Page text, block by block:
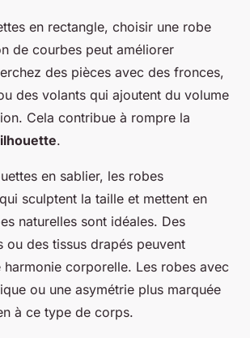
en rectangle, choisir une robe
de courbes peut améliorer
des pièces avec des fronces,
des volants qui ajoutent du volume
Cela contribue à rompre la
.
en sablier, les robes
qui sculptent la taille et mettent en
naturelles sont idéales. Des
ou des tissus drapés peuvent
harmonie corporelle. Les robes avec
ou une asymétrie plus marquée
à ce type de corps.